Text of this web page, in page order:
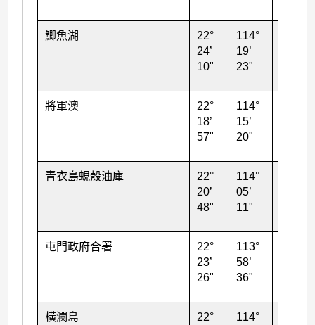
鯽魚湖
22°
24’
10"
114°
19’
23"
將軍澳
22°
18’
57"
114°
15’
20"
青衣島蜆殼油庫
22°
20’
48"
114°
05’
11"
屯門政府合署
22°
23’
26"
113°
58’
36"
橫瀾島
22°
114°